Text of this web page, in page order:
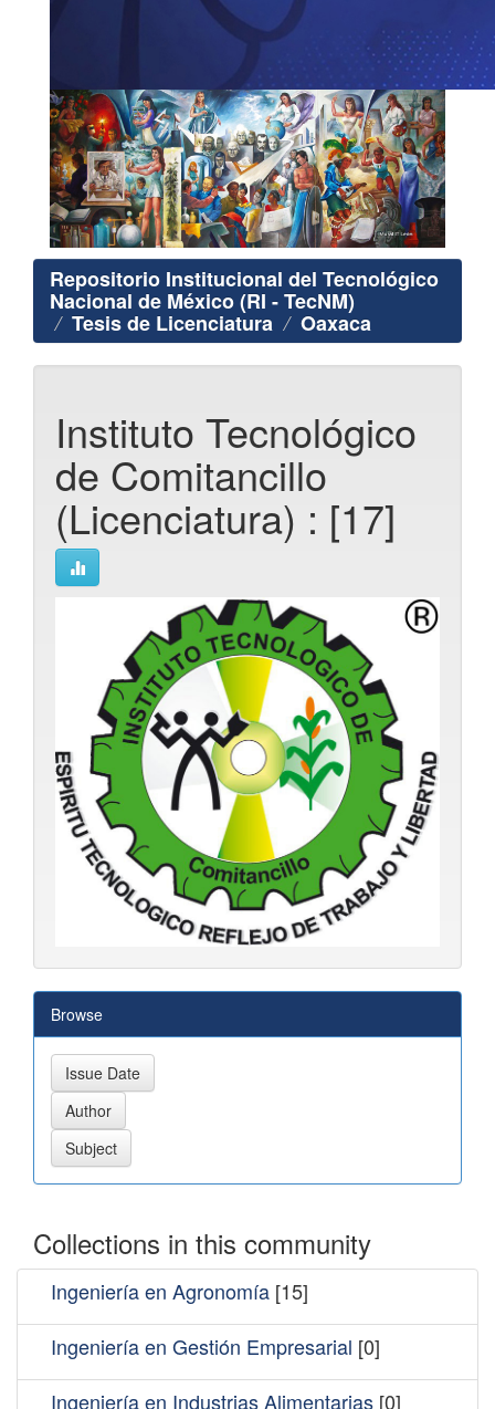
Repositorio Institucional del Tecnológico
Nacional de México (RI - TecNM)
Tesis de Licenciatura Oaxaca
Instituto Tecnológico
de Comitancillo
(Licenciatura) : [17]
Browse
Collections in this community
Ingeniería en Agronomía [15]
Ingeniería en Gestión Empresarial [0]
Ingeniería en Industrias Alimentarias [0]